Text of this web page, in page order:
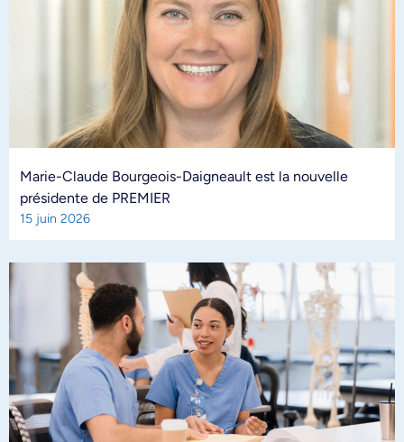
Marie-Claude Bourgeois-Daigneault est la nouvelle
présidente de PREMIER
15 juin 2026